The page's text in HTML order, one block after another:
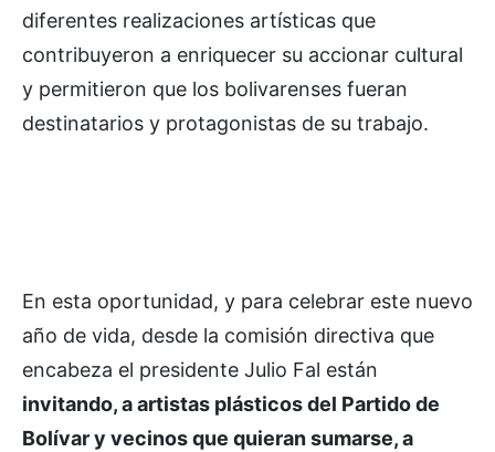
diferentes realizaciones artísticas que
contribuyeron a enriquecer su accionar cultural
y permitieron que los bolivarenses fueran
destinatarios y protagonistas de su trabajo.
En esta oportunidad, y para celebrar este nuevo
año de vida, desde la comisión directiva que
encabeza el presidente Julio Fal están
invitando, a artistas plásticos del Partido de
Bolívar y vecinos que quieran sumarse, a